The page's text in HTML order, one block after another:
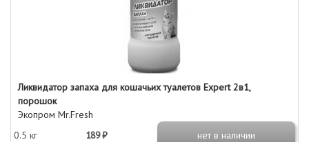
Ликвидатор запаха для кошачьих туалетов Expert 2в1,
порошок
Экопром Mr.Fresh
0.5 кг
189 ₽ нет в наличии